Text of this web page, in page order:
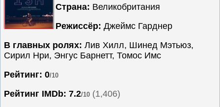
Приключения
Русские
Семейные
Сериалы
Спорт
Триллеры
Страна: Великобритания
Режиссёр: Джеймс Гарднер
В главных ролях: Лив Хилл, Шинед Мэтьюз,
Сирил Нри, Энгус Барнетт, Томос Имс
Рейтинг: 0/10
Рейтинг IMDb: 7.2/10 (1,406)